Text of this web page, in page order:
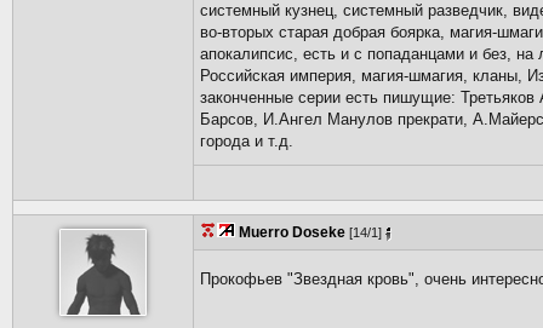
системный кузнец, системный разведчик,
во-вторых старая добрая боярка, магия-
апокалипсис, есть и с попаданцами и без,
Российская империя, магия-шмагия, кланы,
законченные серии есть пишущие:
Барсов, И.Ангел Манулов прекрати,
города и т.д.
Muerro Doseke [14/1]
Прокофьев "Звездная кровь", очень